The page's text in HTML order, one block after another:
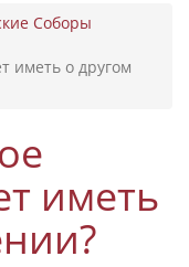
Соборы
иметь о другом
иметь